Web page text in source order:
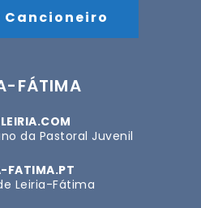
FÁTIMA
da Pastoral Juvenil
FATIMA.PT
Leiria-Fátima